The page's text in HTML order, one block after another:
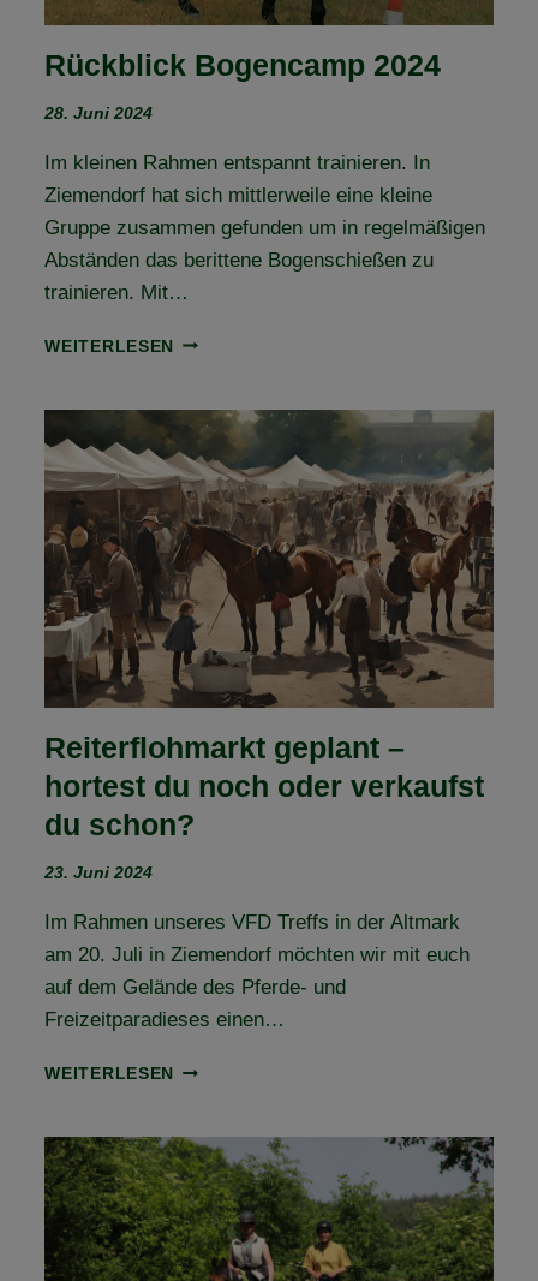
Rückblick Bogencamp 2024
28. Juni 2024
Im kleinen Rahmen entspannt trainieren. In
Ziemendorf hat sich mittlerweile eine kleine
Gruppe zusammen gefunden um in regelmäßigen
Abständen das berittene Bogenschießen zu
trainieren. Mit…
WEITERLESEN RÜCKBLICK
Reiterflohmarkt geplant –
hortest du noch oder verkaufst
du schon?
23. Juni 2024
Im Rahmen unseres VFD Treffs in der Altmark
am 20. Juli in Ziemendorf möchten wir mit euch
auf dem Gelände des Pferde- und
Freizeitparadieses einen…
WEITERLESEN
REITERFLOHMARKT
HORTEST
DU
NOCH
ODER
VERKAUFST
DU